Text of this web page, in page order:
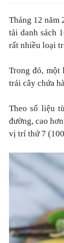
Tháng 12 năm
tải danh sách
rất nhiều loại
Trong đó,
trái cây chứa
Theo số liệu
đường, cao
vị trí thứ 7